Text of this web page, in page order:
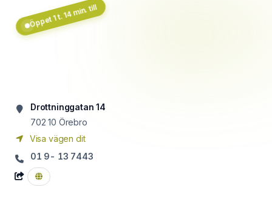
Öppet 1 t. 14 min. till
Drottninggatan 14
702 10 Örebro
Visa vägen dit
01 9- 13 7443